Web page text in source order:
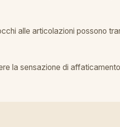
alle articolazioni possono
la sensazione di